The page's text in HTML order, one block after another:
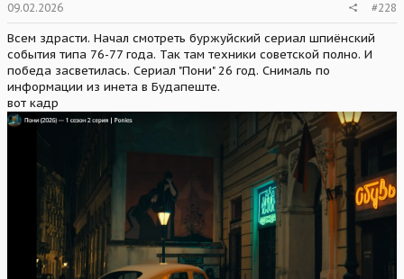
09.02.2026 #228
Всем здрасти. Начал смотреть буржуйский сериал шпиёнский
события типа 76-77 года. Так там техники советской полно. И
победа засветилась. Сериал "Пони" 26 год. Снималь по
информации из инета в Будапеште.
вот кадр